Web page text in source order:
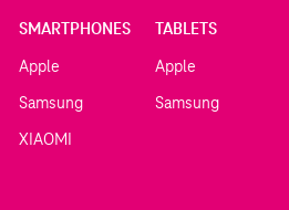
SMARTPHONES
Apple
Samsung
XIAOMI
TABLETS
Apple
Samsung